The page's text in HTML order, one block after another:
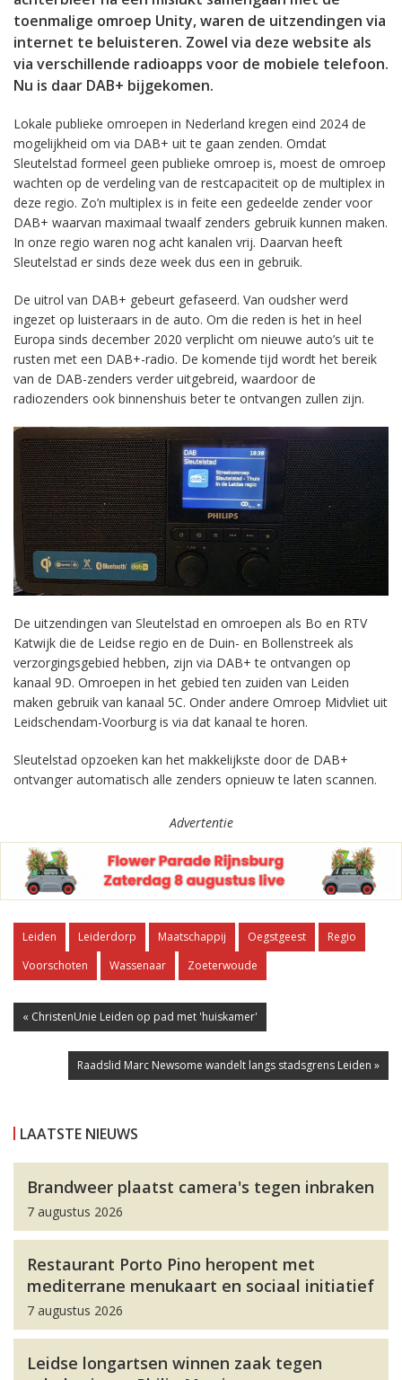
toenmalige omroep Unity, waren de uitzendingen via
internet te beluisteren. Zowel via deze website als
via verschillende radioapps voor de mobiele telefoon.
Nu is daar DAB+ bijgekomen.
Lokale publieke omroepen in Nederland kregen eind 2024 de
mogelijkheid om via DAB+ uit te gaan zenden. Omdat
Sleutelstad formeel geen publieke omroep is, moest de omroep
wachten op de verdeling van de restcapaciteit op de multiplex in
deze regio. Zo’n multiplex is in feite een gedeelde zender voor
DAB+ waarvan maximaal twaalf zenders gebruik kunnen maken.
In onze regio waren nog acht kanalen vrij. Daarvan heeft
Sleutelstad er sinds deze week dus een in gebruik.
De uitrol van DAB+ gebeurt gefaseerd. Van oudsher werd
ingezet op luisteraars in de auto. Om die reden is het in heel
Europa sinds december 2020 verplicht om nieuwe auto’s uit te
rusten met een DAB+-radio. De komende tijd wordt het bereik
van de DAB-zenders verder uitgebreid, waardoor de
radiozenders ook binnenshuis beter te ontvangen zullen zijn.
De uitzendingen van Sleutelstad en omroepen als Bo en RTV
Katwijk die de Leidse regio en de Duin- en Bollenstreek als
verzorgingsgebied hebben, zijn via DAB+ te ontvangen op
kanaal 9D. Omroepen in het gebied ten zuiden van Leiden
maken gebruik van kanaal 5C. Onder andere Omroep Midvliet uit
Leidschendam-Voorburg is via dat kanaal te horen.
Sleutelstad opzoeken kan het makkelijkste door de DAB+
ontvanger automatisch alle zenders opnieuw te laten scannen.
Advertentie
Leiden Leiderdorp Maatschappij Oegstgeest
Regio
Voorschoten
Wassenaar Zoeterwoude
« ChristenUnie Leiden op pad met 'huiskamer'
Raadslid Marc Newsome wandelt langs stadsgrens Leiden »
LAATSTE NIEUWS
Brandweer plaatst camera's tegen inbraken
7 augustus 2026
Restaurant Porto Pino heropent met
mediterrane menukaart en sociaal initiatief
7 augustus 2026
Leidse longartsen winnen zaak tegen